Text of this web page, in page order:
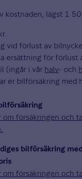
kostnaden, lägst 1
vid förlust av
ersättning för förlust
(ingår i vår halv- och
er bilförsäkring med
om försäkringen och
bilförsäkring
om försäkringen och